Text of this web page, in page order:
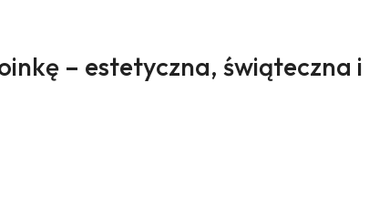
– estetyczna, świąteczna i